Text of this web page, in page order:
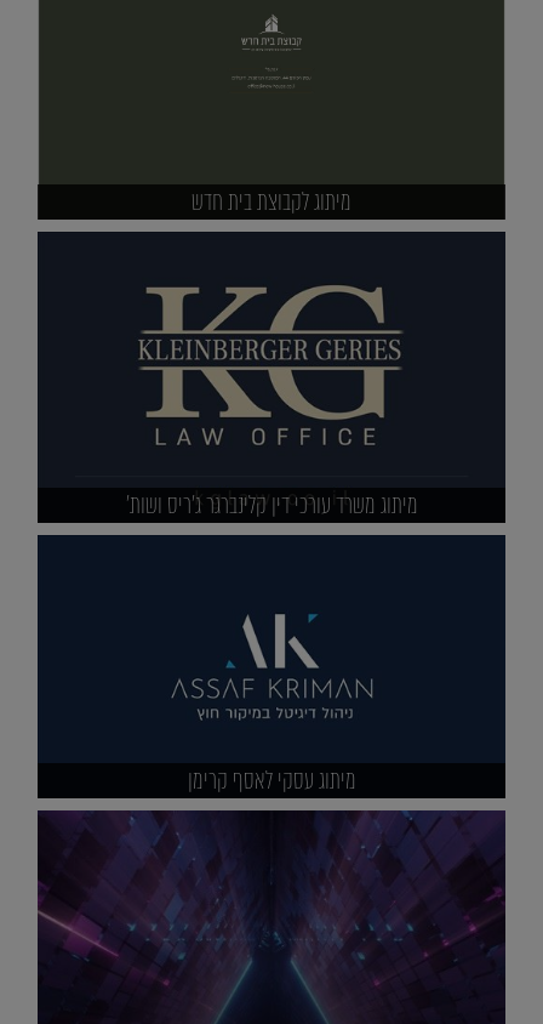
מיתוג לקבוצת בית חדש
מיתוג משרד עורכי דין קלינברגר ג'ריס ושות'
מיתוג עסקי לאסף קרימן